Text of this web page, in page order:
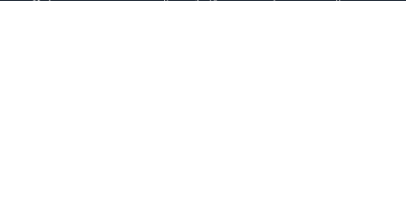
Информация на интернет-сайтеevrika46.ruносит информационный характер и